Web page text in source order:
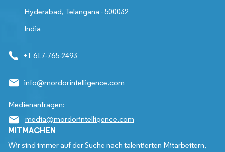
Hyderabad, Telangana - 500032
India
+1 617-765-2493
info@mordorintelligence.com
Medienanfragen:
media@mordorintelligence.com
MITMACHEN
Wir sind immer auf der Suche nach talentierten Mitarbeitern,